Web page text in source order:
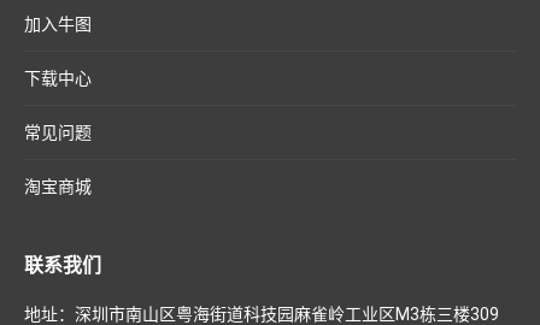
加入牛图
下载中心
常见问题
淘宝商城
联系我们
地址：深圳市南山区粤海街道科技园麻雀岭工业区M3栋三楼309